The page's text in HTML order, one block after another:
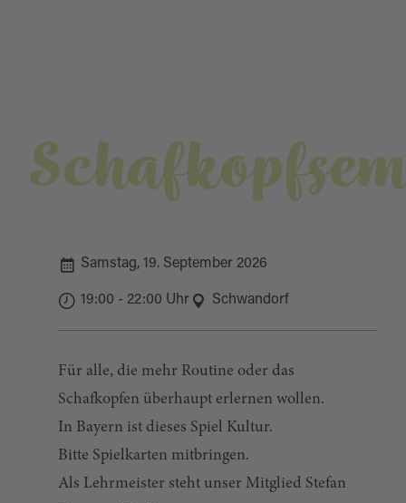
Samstag, 19. September 2026
19:00 - 22:00 Uhr Schwandorf
Für alle, die mehr Routine oder das
Schafkopfen überhaupt erlernen wollen.
In Bayern ist dieses Spiel Kultur.
Bitte Spielkarten mitbringen.
Als Lehrmeister steht unser Mitglied Stefan